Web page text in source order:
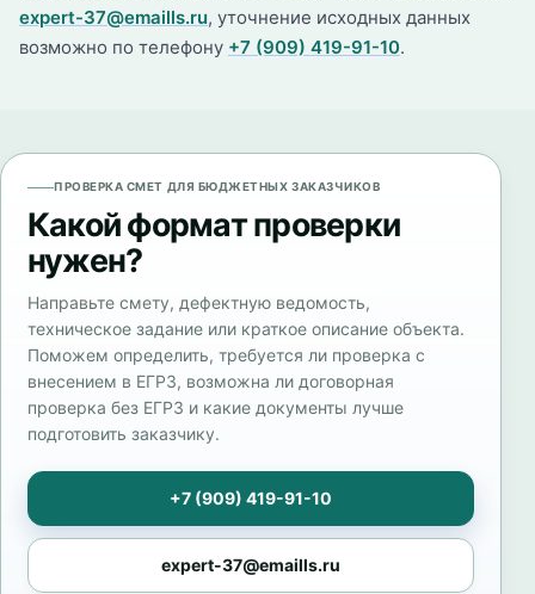
expert-37@emaills.ru, уточнение исходных данных
возможно по телефону +7 (909) 419-91-10.
ПРОВЕРКА СМЕТ ДЛЯ БЮДЖЕТНЫХ ЗАКАЗЧИКОВ
Какой формат проверки
нужен?
Направьте смету, дефектную ведомость,
техническое задание или краткое описание объекта.
Поможем определить, требуется ли проверка с
внесением в ЕГРЗ, возможна ли договорная
проверка без ЕГРЗ и какие документы лучше
подготовить заказчику.
+7 (909) 419-91-10
expert-37@emaills.ru